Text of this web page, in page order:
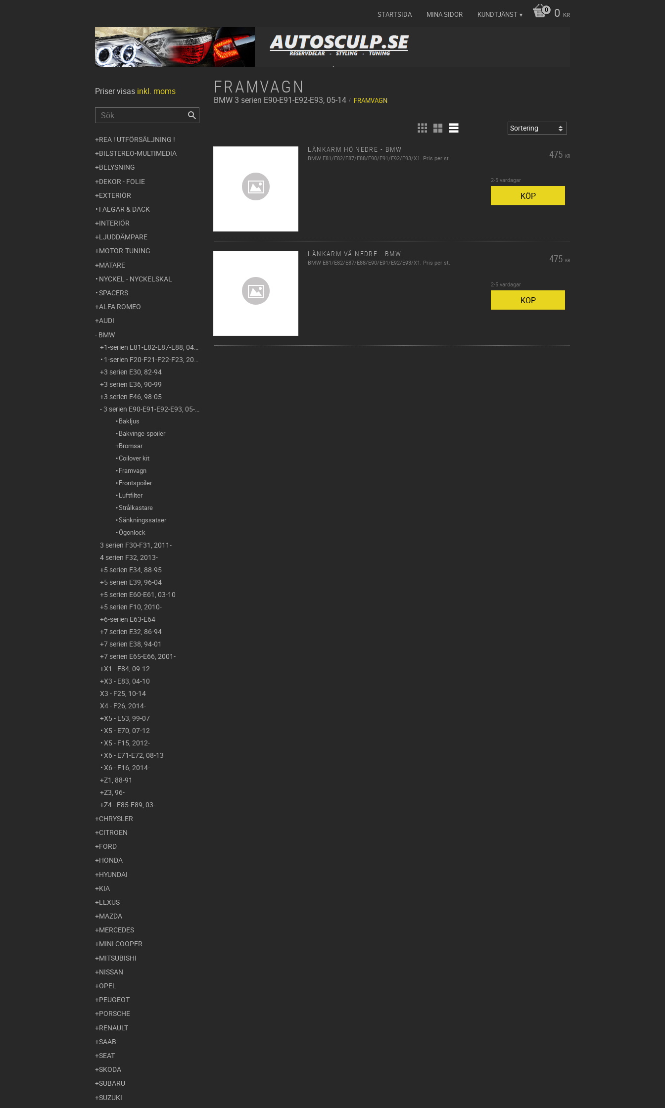
0 KR
STARTSIDA MINA SIDOR KUNDTJÄNST
FRAMVAGN
BMW3 serien E90-E91-E92-E93, 05-14 FRAMVAGN
LÄNKARM HÖ.NEDRE - BMW
BMW E81/E82/E87/E88/E90/E91/E92/E93/X1. Pris per st. 475 KR
2-5 vardagar
KÖP
LÄNKARM VÄ.NEDRE - BMW
BMW E81/E82/E87/E88/E90/E91/E92/E93/X1. Pris per st. 475 KR
2-5 vardagar
KÖP
Priser visas inkl. moms
REA ! UTFÖRSÄLJNING !
BILSTEREO-MULTIMEDIA
BELYSNING
DEKOR - FOLIE
EXTERIÖR
FÄLGAR & DÄCK
INTERIÖR
LJUDDÄMPARE
MOTOR-TUNING
MÄTARE
NYCKEL - NYCKELSKAL
SPACERS
ALFA ROMEO
AUDI
BMW
1-serien E81-E82-E87-E88, 04-11
1-serien F20-F21-F22-F23, 2011-
3 serien E30, 82-94
3 serien E36, 90-99
3 serien E46, 98-05
3 serien E90-E91-E92-E93, 05-14
Bakljus
Bakvinge-spoiler
Bromsar
Coilover kit
Framvagn
Frontspoiler
Luftfilter
Strålkastare
Sänkningssatser
Ögonlock
3 serien F30-F31, 2011-
4 serien F32, 2013-
5 serien E34, 88-95
5 serien E39, 96-04
5 serien E60-E61, 03-10
5 serien F10, 2010-
6-serien E63-E64
7 serien E32, 86-94
7 serien E38, 94-01
7 serien E65-E66, 2001-
X1 - E84, 09-12
X3 - E83, 04-10
X3 - F25, 10-14
X4 - F26, 2014-
X5 - E53, 99-07
X5 - E70, 07-12
X5 - F15, 2012-
X6 - E71-E72, 08-13
X6 - F16, 2014-
Z1, 88-91
Z3, 96-
Z4 - E85-E89, 03-
CHRYSLER
CITROEN
FORD
HONDA
HYUNDAI
KIA
LEXUS
MAZDA
MERCEDES
MINI COOPER
MITSUBISHI
NISSAN
OPEL
PEUGEOT
PORSCHE
RENAULT
SAAB
SEAT
SKODA
SUBARU
SUZUKI